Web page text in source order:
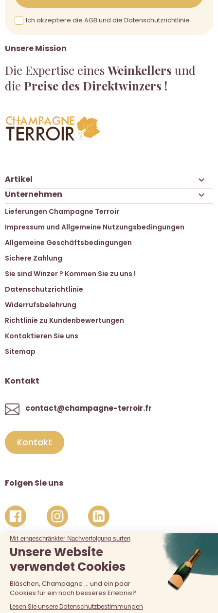
Unsere Mission
Die Expertise einesWeinkellers und
die Preise des Direktwinzers !
Ich akzeptiere die AGB und die Datenschutzrichtlinie
Artikel 
Unternehmen 
Lieferungen Champagne Terroir
Impressum und Allgemeine Nutzungsbedingungen
Allgemeine Geschäftsbedingungen
Sichere Zahlung
Sie sind Winzer ? Kommen Sie zu uns !
Datenschutzrichtlinie
Widerrufsbelehrung
Richtlinie zu Kundenbewertungen
Kontaktieren Sie uns
Sitemap
Kontakt
contact@champagne-terroir.fr
Kontakt
Folgen Sie uns